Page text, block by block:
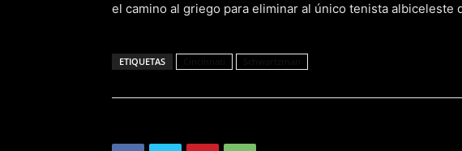
el camino al griego para eliminar al único tenista albiceleste
ETIQUETAS